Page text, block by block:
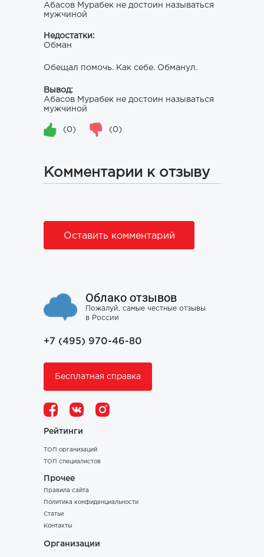
Абасов Мурабек не достоин называться
мужчиной
Недостатки:
Обман
Обещал помочь. Как себе. Обманул.
Вывод:
Абасов Мурабек не достоин называться
мужчиной
(0) (0)
Комментарии к отзыву
Оставить комментарий
Облако отзывов
Пожалуй, самые честные отзывы
в России
+7 (495) 970-46-80
Бесплатная справка
Рейтинги
ТОП организаций
ТОП специалистов
Прочее
Правила сайта
Политика конфиденциальности
Статьи
Контакты
Организации